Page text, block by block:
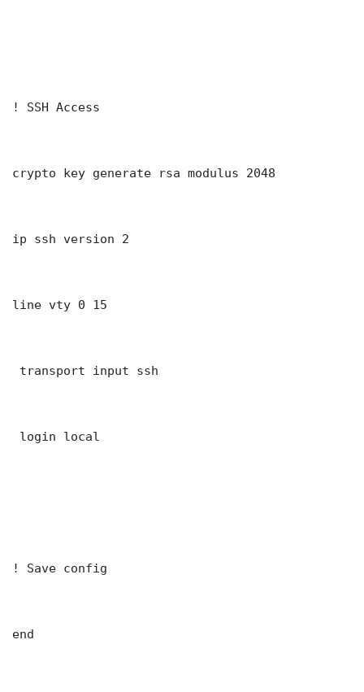
! SSH Access
crypto key generate rsa modulus 2048
ip ssh version 2
line vty 0 15
transport input ssh
login local
! Save config
end